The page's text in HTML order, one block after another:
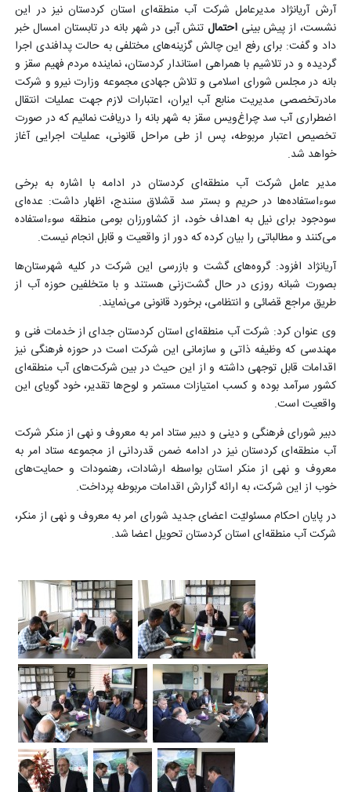
آرش آریانژاد مدیرعامل شرکت آب منطقه‌ای استان کردستان نیز در این
نشست، از پیش بینی احتمالتنش آبی در شهر بانه در تابستان امسال خبر
داد و گفت: برای رفع این چالش گزینه‌های مختلفی به حالت پدافندی اجرا
گردیده و در تلاشیم با همراهی استاندار کردستان، نماینده مردم فهیم سقز و
بانه در مجلس شورای اسلامی و تلاش جهادی مجموعه وزارت نیرو و شرکت
مادرتخصصی مدیریت منابع آب ایران، اعتبارات لازم جهت عملیات انتقال
اضطراری آب سد چراغ‌ویس سقز به شهر بانه را دریافت نمائیم که در صورت
تخصیص اعتبار مربوطه، پس از طی مراحل قانونی، عملیات اجرایی آغاز
خواهد شد.
مدیر عامل شرکت آب منطقه‌ای کردستان در ادامه با اشاره به برخی
سوءاستفاده‌ها در حریم و بستر سد قشلاق سنندج، اظهار داشت: عده‌ای
سودجود برای نیل به اهداف خود، از کشاورزان بومی منطقه سوءاستفاده
می‌کنند و مطالباتی را بیان کرده که دور از واقعیت و قابل انجام نیست.
آریانژاد افزود: گروه‌های گشت و بازرسی این شرکت در کلیه شهرستان‌ها
بصورت شبانه روزی در حال گشت‌زنی هستند و با متخلفین حوزه آب از
طریق مراجع قضائی و انتظامی، برخورد قانونی می‌نمایند.
وی عنوان کرد: شرکت آب منطقه‌ای استان کردستان جدای از خدمات فنی و
مهندسی که وظیفه ذاتی و سازمانی این شرکت است در حوزه فرهنگی نیز
اقدامات قابل توجهی داشته و از این حیث در بین شرکت‌های آب منطقه‌ای
کشور سرآمد بوده و کسب امتیازات مستمر و لوح‌ها تقدیر، خود گویای این
واقعیت است.
دبیر شورای فرهنگی و دینی و دبیر ستاد امر به معروف و نهی از منکر شرکت
آب منطقه‌ای کردستان نیز در ادامه ضمن قدردانی از مجموعه ستاد امر به
معروف و نهی از منکر استان بواسطه ارشادات، رهنمودات و حمایت‌های
خوب از این شرکت، به ارائه گزارش اقدامات مربوطه پرداخت.
در پایان احکام مسئولیّت اعضای جدید شورای امر به معروف و نهی از منکر،
شرکت آب منطقه‌ای استان کردستان تحویل اعضا شد.